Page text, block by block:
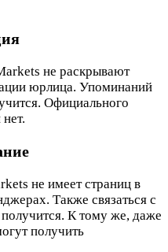
не раскрывают
юрлица. Упоминаний
Официального
не имеет страниц в
Также связаться с
К тому же, даже
получить